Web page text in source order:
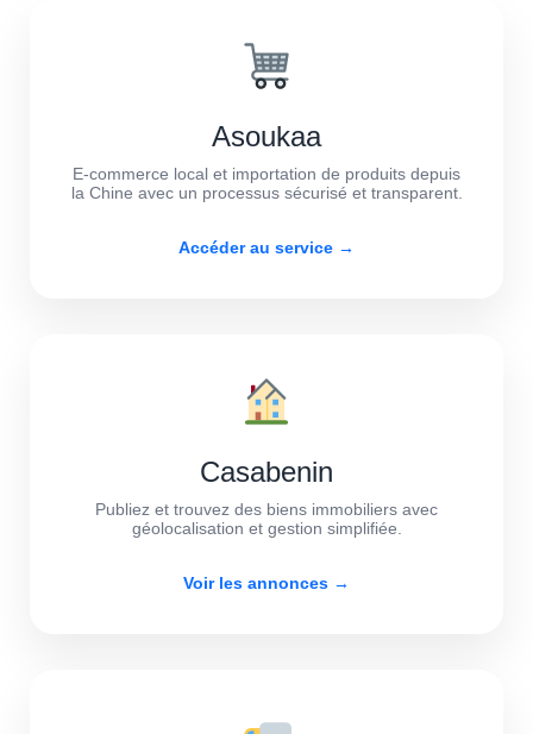
Asoukaa
E-commerce local et importation de produits depuis
la Chine avec un processus sécurisé et transparent.
Accéder au service →
Casabenin
Publiez et trouvez des biens immobiliers avec
géolocalisation et gestion simplifiée.
Voir les annonces →